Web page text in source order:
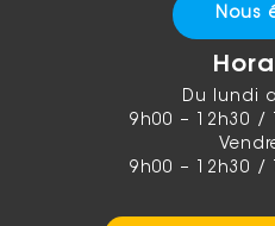
Nous
Du lundi
9h00 – 12h30 /
9h00 – 12h30 /